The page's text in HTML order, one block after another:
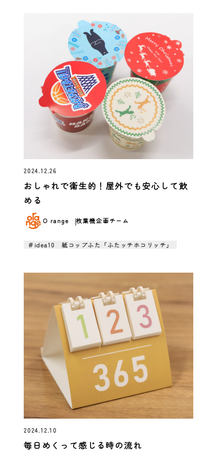
2024.12.26
おしゃれで衛生的！屋外でも安心して飲
める
O range 枚葉機企画チーム
＃idea10 紙コップふた「ふたッチホコリッチ」
2024.12.10
毎日めくって感じる時の流れ